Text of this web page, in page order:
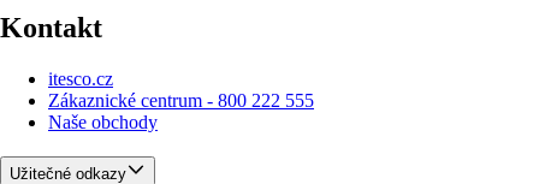
Kontakt
itesco.cz
Zákaznické centrum - 800 222 555
Naše obchody
Užitečné odkazy